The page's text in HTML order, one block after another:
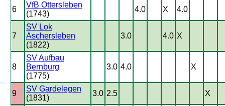
6
VfB Ottersleben
(1743)
4.0 X 4.0
7
SV Lok
Aschersleben
(1822)
3.0 4.0 X
8
SV Aufbau
Bernburg
(1775)
3.0 4.0 X
9
SV Gardelegen
(1831)
3.0 2.5 X